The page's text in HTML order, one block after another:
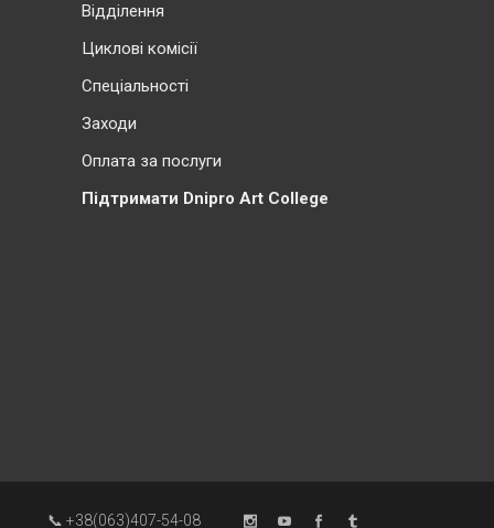
Відділення
Циклові комісії
Cпеціальності
Заходи
Оплата за послуги
Підтримати Dnipro Art College
📞 +38(063)407-54-08